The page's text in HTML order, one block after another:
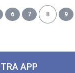
verano!
6 7 8 9
APP